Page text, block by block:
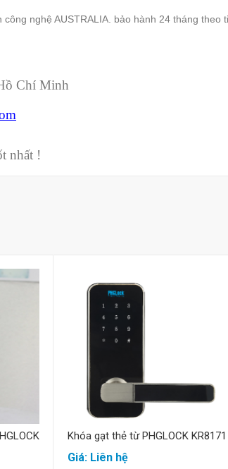
nghệ AUSTRALIA. bảo hành 24 tháng theo
Chí Minh
nhất !
Mua hàng
Khóa gạt thẻ từ PHGLOCK KR8171
Giá: Liên hệ